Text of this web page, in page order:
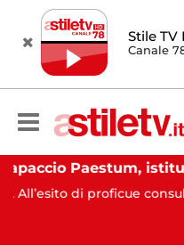
Stile TV
Canale
Capaccio Paestum, istituita la Guardia Medica Turistica presso il Psaut di Piazza Santini
consultazioni tra